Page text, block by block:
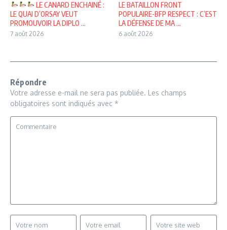
LE CANARD ENCHAINÉ :
LE QUAI D’ORSAY VEUT
PROMOUVOIR LA DIPLO ...
7 août 2026
LE BATAILLON FRONT
POPULAIRE-BFP RESPECT : C’EST
LA DÉFENSE DE MA ...
6 août 2026
Répondre
Votre adresse e-mail ne sera pas publiée. Les champs
obligatoires sont indiqués avec *